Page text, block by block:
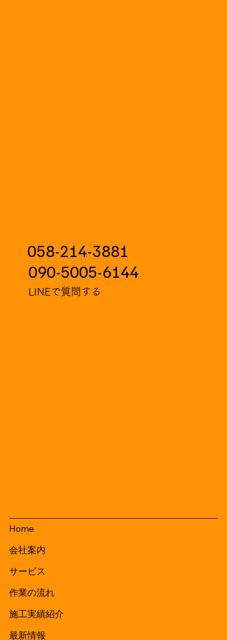
058-214-3881
LINEで質問する
090-5005-6144
Home
会社案内
サービス
作業の流れ
施工実績紹介
最新情報